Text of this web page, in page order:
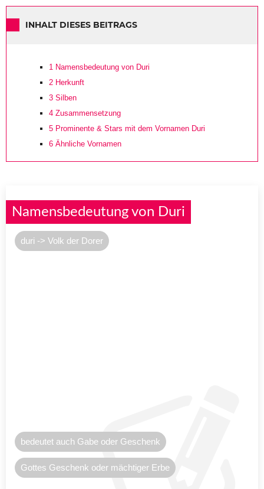
INHALT DIESES BEITRAGS
1 Namensbedeutung von Duri
2 Herkunft
3 Silben
4 Zusammensetzung
5 Prominente & Stars mit dem Vornamen Duri
6 Ähnliche Vornamen
Namensbedeutung von Duri
duri -> Volk der Dorer
bedeutet auch Gabe oder Geschenk
Gottes Geschenk oder mächtiger Erbe